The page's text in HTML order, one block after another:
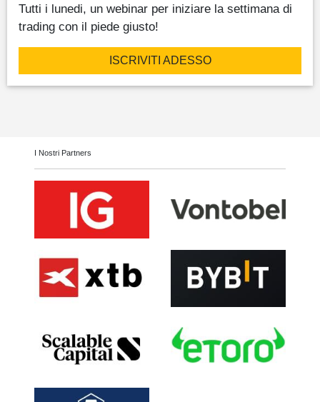
Tutti i lunedi, un webinar per iniziare la settimana di
trading con il piede giusto!
ISCRIVITI ADESSO
I Nostri Partners